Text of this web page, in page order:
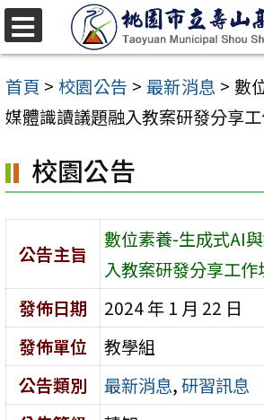
跳
至
主
要
容
區
首頁 > 校園公告 > 最新消息 > 數
媒體識讀議題融入教案研發分享
校園公告
公告主旨
數位素養-生成式AI
入教案研發分享工作
發佈日期
2024 年 1 月 22 日
發佈單位
教學組
公告類別
最新消息,研習訊息
選
單